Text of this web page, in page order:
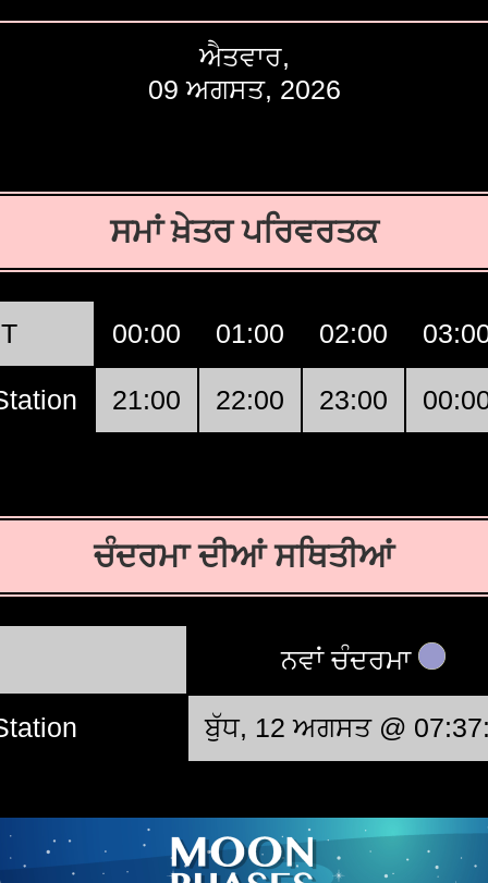
ਐਤਵਾਰ,
09 ਅਗਸਤ, 2026
ਸਮਾਂ ਖ਼ੇਤਰ ਪਰਿਵਰਤਕ
00:00 01:00 02:00
21:00 22:00 23:00
ਚੰਦਰਮਾ ਦੀਆਂ ਸਥਿਤੀਆਂ
ਨਵਾਂ ਚੰਦਰਮਾ
ਬੁੱਧ, 12 ਅਗਸਤ @